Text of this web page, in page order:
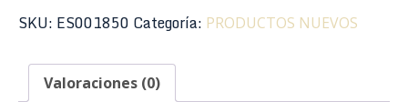
SKU: ES001850 Categoría: PRODUCTOS NUEVOS
Valoraciones (0)